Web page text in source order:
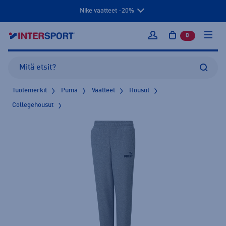
Nike vaatteet -20%
Kirjaudu sisään
0 tuotetta
Tuotemerkit Puma Vaatteet Housut
Collegehousut